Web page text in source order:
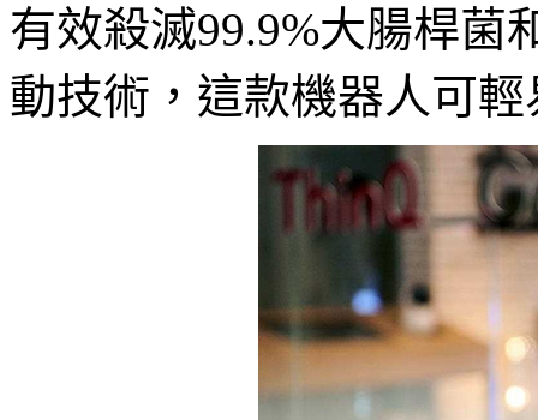
有效殺滅99.9%大腸桿菌
動技術，這款機器人可